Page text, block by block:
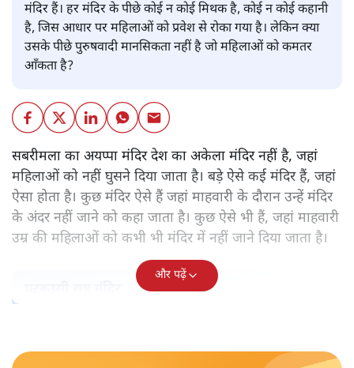
मंदिर हैं। हर मंदिर के पीछे कोई न कोई मिथक है, कोई न कोई कहानी
है, जिस आधार पर महिलाओं को प्रवेश से रोका गया है। लेकिन क्या
उसके पीछे पुरुषवादी मानसिकता नहीं है जो महिलाओं को कमतर
आँकता है?
सबरीमला का अयप्पा मंदिर देश का अकेला मंदिर नहीं है, जहां
महिलाओं को नहीं घुसने दिया जाता है। बड़े ऐसे कई मंदिर हैं, जहां
ऐसा होता है। कुछ मंदिर ऐसे हैं जहां माहवारी के दौरान उन्हें मंदिर
के अंदर नहीं जाने को कहा जाता है। कुछ ऐसे भी हैं, जहां माहवारी
उम्र की महिलाओं को कभी भी मंदिर में नहीं जाने दिया जाता है।
और पढ़ें